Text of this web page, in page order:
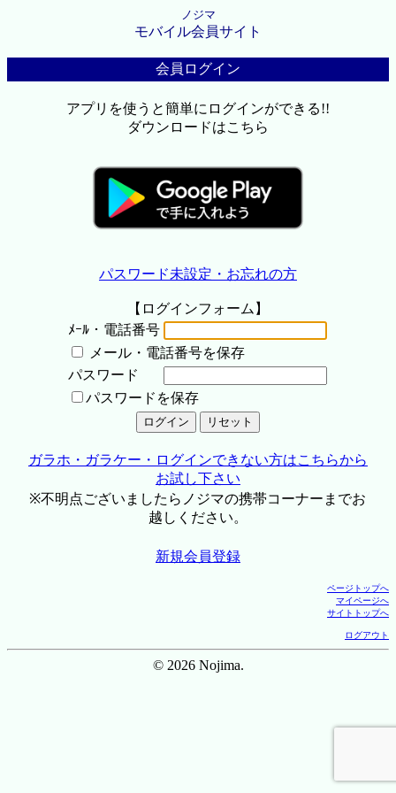
ノジマ
モバイル会員サイト
会員ログイン
アプリを使うと簡単にログインができる!!
ダウンロードはこちら
パスワード未設定・お忘れの方
【ログインフォーム】
ﾒｰﾙ・電話番号
メール・電話番号を保存
パスワード
パスワードを保存
ガラホ・ガラケー・ログインできない方はこちらから
お試し下さい
※不明点ございましたらノジマの携帯コーナーまでお
越しください。
新規会員登録
ページトップへ
マイページへ
サイトトップへ
ログアウト
© 2026 Nojima.